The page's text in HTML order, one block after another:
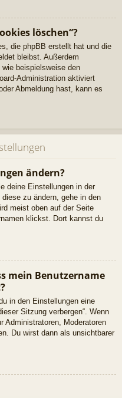
löschen“?
die phpBB erstellt hat und die
bleibst. Außerdem
beispielsweise den
Administration aktiviert
Abmeldung hast, kann es
ändern?
deine Einstellungen in der
zu ändern, gehe in den
meist oben auf der Seite
klickst. Dort kannst du
mein Benutzername
in den Einstellungen eine
Sitzung verbergen“. Wenn
Administratoren, Moderatoren
Du wirst dann als unsichtbarer